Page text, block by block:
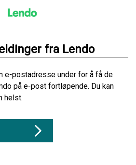
fra Lendo
e-postadresse under for å få de
på e-post fortløpende. Du kan
helst.